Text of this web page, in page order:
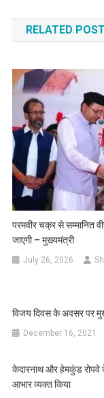
RELATED
परमवीर चक्र से सम्मानित
जाएगी – मुख्यमंत्री
July 26, 2026
विजय दिवस के अवसर पर
December 16, 2021
केदारनाथ और हेमकुंड रोपवे
आभार व्यक्त किया